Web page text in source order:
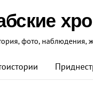
фото, наблюдения,